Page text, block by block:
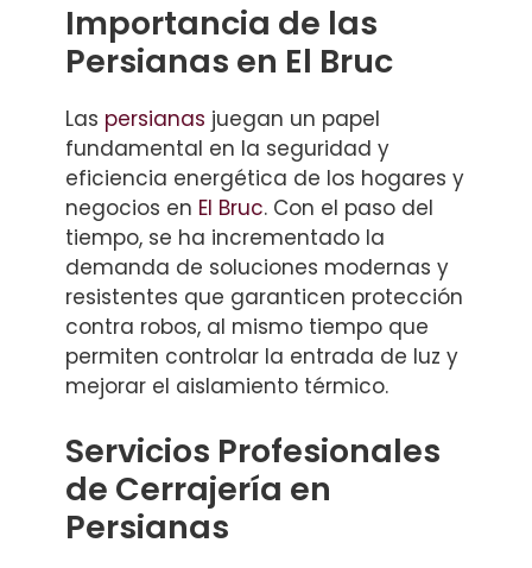
Importancia de las
Persianas en El Bruc
Las persianas juegan un papel
fundamental en la seguridad y
eficiencia energética de los hogares y
negocios en El Bruc. Con el paso del
tiempo, se ha incrementado la
demanda de soluciones modernas y
resistentes que garanticen protección
contra robos, al mismo tiempo que
permiten controlar la entrada de luz y
mejorar el aislamiento térmico.
Servicios Profesionales
de Cerrajería en
Persianas